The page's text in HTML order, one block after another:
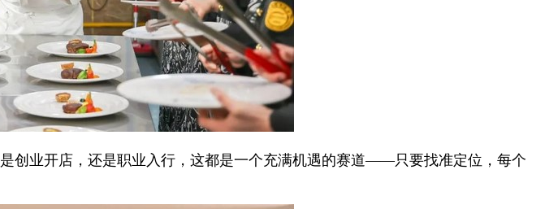
创业开店，还是职业入行，这都是一个充满机遇的赛道——只要找准定位，每个